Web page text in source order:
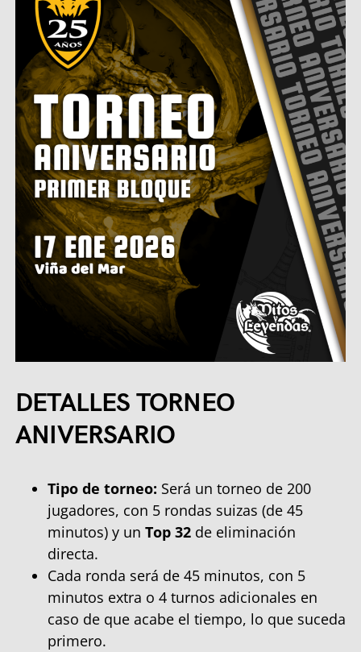
DETALLES TORNEO
ANIVERSARIO
Tipo de torneo: Será un torneo de 200
jugadores, con 5 rondas suizas (de 45
minutos) y un Top 32 de eliminación
directa.
Cada ronda será de 45 minutos, con 5
minutos extra o 4 turnos adicionales en
caso de que acabe el tiempo, lo que suceda
primero.